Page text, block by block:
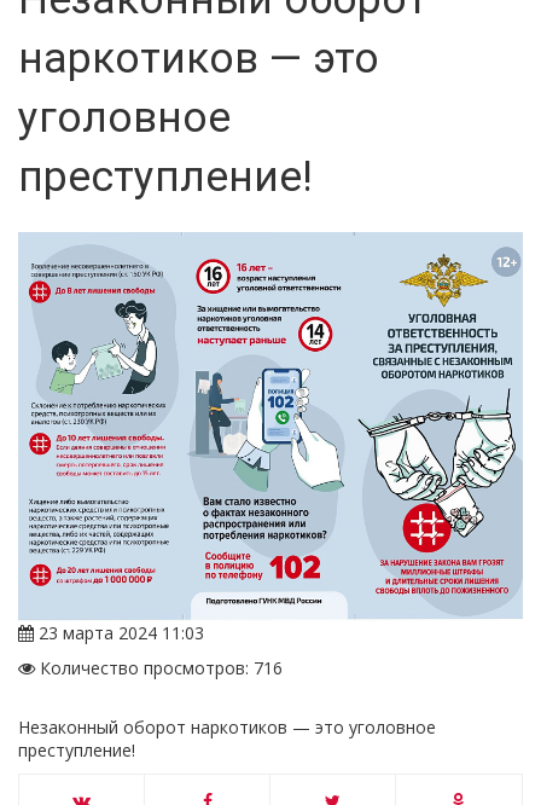
наркотиков — это
уголовное
преступление!
23 марта 2024 11:03
Количество просмотров: 716
Незаконный оборот наркотиков — это уголовное
преступление!